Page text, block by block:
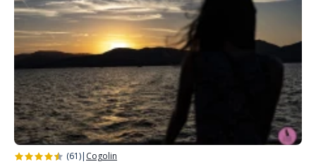
(61)| Cogolin